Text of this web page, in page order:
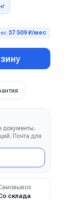
37 509 ₽/мес
документы.
Почта для
склада